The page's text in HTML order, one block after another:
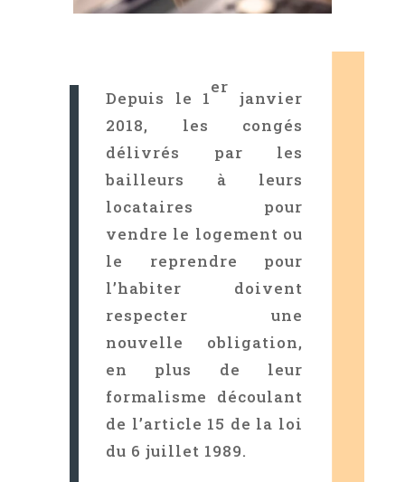
Depuis le 1
er
janvier
2018, les congés
délivrés par les
bailleurs à leurs
locataires pour
vendre le logement ou
le reprendre pour
l’habiter doivent
respecter une
nouvelle obligation,
en plus de leur
formalisme découlant
de l’article 15 de la loi
du 6 juillet 1989.